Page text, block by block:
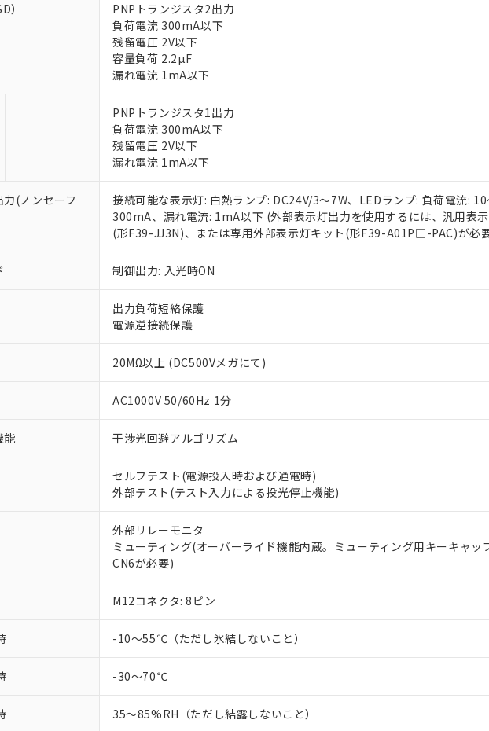
）
PNPトランジスタ2出力
負荷電流 300mA以下
残留電圧 2V以下
容量負荷 2.2µF
漏れ電流 1mA以下
PNPトランジスタ1出力
負荷電流 300mA以下
残留電圧 2V以下
漏れ電流 1mA以下
(ノンセーフ
接続可能な表示灯: 白熱ランプ: DC24V/3～7W、LEDランプ: 負荷電流: 10
300mA、漏れ電流: 1mA以下 (外部表示灯出力を使用するには、汎用表
(形F39-JJ3N)、または専用外部表示灯キット(形F39-A01P□-PAC)が必
制御出力: 入光時ON
出力負荷短絡保護
電源逆接続保護
20MΩ以上 (DC500Vメガにて)
AC1000V 50/60Hz 1分
能 干渉光回避アルゴリズム
セルフテスト(電源投入時および通電時)
外部テスト(テスト入力による投光停止機能)
外部リレーモニタ
ミューティング(オーバーライド機能内蔵。ミューティング用キーキャッ
CN6が必要)
M12コネクタ: 8ピン
-10～55℃（ただし氷結しないこと）
-30～70℃
35～85%RH（ただし結露しないこと）
ご利用条件
以下の条件をお読みいただき、同意のうえご利用ください。
本サービスは、当社制御機器事業取扱商品の当社在庫状況および標準価格(税抜)を
くものです。
当社制御機器事業取扱商品の中には、本サービスの対象外となる商品もあること
在庫状況および標準価格照会結果は、記載している更新日時点での社内データに
正式な納期状況および標準価格はお客様のお取引先、またはお客様担当のオムロ
オムロン制御機器販売店や当社販売拠点は「
在庫状況および標準価格結果を当社の事前の承諾なく第三者に漏洩または開示し
マイパーツ機能（部品リスト作成サービス）をご利用いただくには、I-Webメンバ
ている必要があります。
お客様が当ウェブサイト上で当社にご登録された部品リストについて、当社およ
が、当社の製品・サービスに関するお客様との取引・商談に必要な範囲で利用す
※当社の共同利用者とは、
※1 対応状況
対応済み：EU RoHS指令（10物質）の非含有に対応した製品が提供可能な商品です
対応予定：EU RoHS指令（10物質）の非含有に対応した製品に切り替える予定のある商
対応予定なし：EU RoHS指令（10物質）の非含有に非対応の商品で、対応品を出す予
調査・確認中：EU RoHS指令（10物質）の非含有の対応状況を調査中または確認中の商
非該当品：ライセンス料など無形物で、有害物質有無と関係のない商品です。
*EU RoHS指令（10物質）：
鉛(Pb) 1000ppm以下、 水銀(Hg) 1000ppm以下、 カドミウム(Cd) 100ppm以下、
六価クロム(Cr(Ⅵ)) 1000ppm以下、ポリ臭化ビフェニル類(PBB) 1000ppm以下、ポリ臭化ジフェニルエーテル類
フタル酸ビス(2-エチルヘキシル) (DEHP)(別名：DOP) 1000ppm以下、フタル酸ブチルベンジル（BBP）
ル（DBP） 1000ppm以下、フタル酸ジイソブチル (DIBP) 1000ppm以下
但し、RoHS指令で産業用監視および制御機器に対する適用除外項目は除く。
フタル酸エステル類の４物質については閾値を超える意図的な使用がないことを確認しています。
部品在庫の切り替え状況などにより、予定月が前後することがあります。
※3 非含有証明書ダウンロード
下記の非含有証明書をダウンロードすることができます。
EU RoHS指令（10物質）の非含有証明書
51物質の非含有証明書（当社基準）
※本証明書は発行日時点で非含有を証明するもので、過去に遡って非含有を証明するも
また、RoHS指令のフタル酸エステル類４物質の対応では、対応完了までの期間は出
混在することから備考欄に対応日を記載しておりました。
既に当社にて対応品への在庫切替を完了していることから、特段のことがない限り、
り割愛しております。
※1 中国RoHS○×表
「○」：最大均質材料含有率が中国RoHSの基準値以下であることを示します。
「×」：最大均質材料含有率が中国RoHSの基準値を超えていることを示します。
「－」：未確認です。当社販売部門へお問い合わせください。
Pb(鉛) :1000ppm、 Hg(水銀) : 1000ppm、 Cd(カドミウム) : 100ppm、
DEHP(フタル酸ビス(2-エチルヘキシル)) : 1000ppm
※2 環境保護使用期限
「ｅ」：有害物質（10物質）のすべてが基準値以下であることを示します。
「10」：通常の使用状況下において有害物質が外部に漏えいし、環境に深刻な影響を及
「－」：未確認です。当社販売部門へお問い合わせください。
当社は、これら貴社製品のうち、外国為替および外国貿易法に定める商品（以下｢
う）を輸出または国外への提供する場合は、日本国政府の輸出許可(または役務取
などの必要な手続きをとります。
当社は規制貨物を破棄する場合は、完全に破砕するなど、違法に輸出されないよ
当社は貴社製品を、核兵器、ミサイル、化学兵器、生物兵器またはその他武器並
置等に一切使用いたしません。
また当社は、販売先および販売に係わる関係者が違法に輸出するおそれがある場
たしません。
合意する キャンセル
機器販売店・当社販売員にご確認ください)